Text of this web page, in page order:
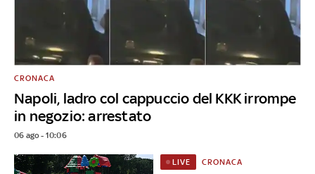
Napoli, ladro col cappuccio del KKK irrompe
in negozio: arrestato
CRONACA
06 ago - 10:06
LIVE CRONACA